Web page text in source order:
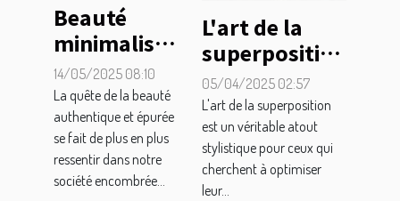
Beauté
minimaliste
créer une
routine
beauté
efficace
avec moins
14/05/2025 08:10
La quête de la beauté
authentique et épurée
se fait de plus en plus
ressentir dans notre
société encombrée...
L'art de la
superposition
pour
transformer
vos tenues de
jour en soiree
05/04/2025 02:57
L'art de la superposition
est un véritable atout
stylistique pour ceux qui
cherchent à optimiser
leur...